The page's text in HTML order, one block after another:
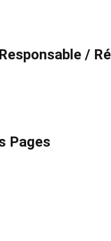
/
Pages